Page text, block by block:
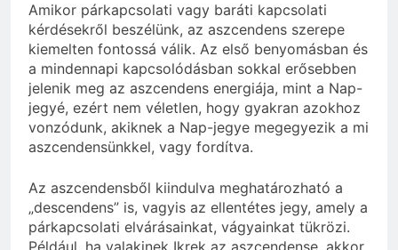
Amikor párkapcsolati vagy baráti kapcsolati
kérdésekről beszélünk, az aszcendens szerepe
kiemelten fontossá válik. Az első benyomásban és
a mindennapi kapcsolódásban sokkal erősebben
jelenik meg az aszcendens energiája, mint a Nap-
jegyé, ezért nem véletlen, hogy gyakran azokhoz
vonzódunk, akiknek a Nap-jegye megegyezik a mi
aszcendensünkkel, vagy fordítva.
Az aszcendensből kiindulva meghatározható a
„descendens” is, vagyis az ellentétes jegy, amely a
párkapcsolati elvárásainkat, vágyainkat tükrözi.